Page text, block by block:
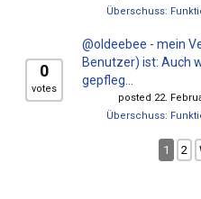
Überschuss:
0
votes
@oldeebee - mein
Benutzer) ist: Auch
gepfleg...
posted 22.
Überschuss:
1 2